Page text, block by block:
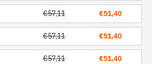
€57,11 €51,40
€57,11 €51,40
€57,11 €51,40